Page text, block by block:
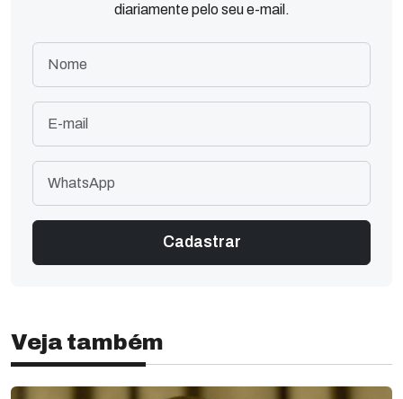
diariamente pelo seu e-mail.
Veja também